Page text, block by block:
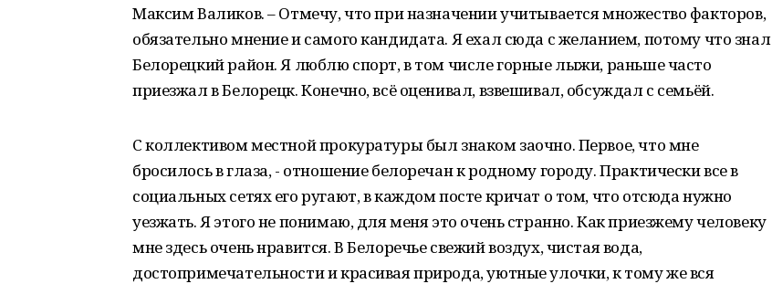
Максим Валиков. – Отмечу, что при назначении учитывается множество факторов,
обязательно мнение и самого кандидата. Я ехал сюда с желанием, потому что знал
Белорецкий район. Я люблю спорт, в том числе горные лыжи, раньше часто
приезжал в Белорецк. Конечно, всё оценивал, взвешивал, обсуждал с семьёй.
С коллективом местной прокуратуры был знаком заочно. Первое, что мне
бросилось в глаза, - отношение белоречан к родному городу. Практически все в
социальных сетях его ругают, в каждом посте кричат о том, что отсюда нужно
уезжать. Я этого не понимаю, для меня это очень странно. Как приезжему человеку
мне здесь очень нравится. В Белоречье свежий воздух, чистая вода,
достопримечательности и красивая природа, уютные улочки, к тому же вся